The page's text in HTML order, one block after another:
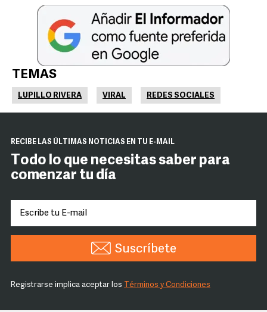
TEMAS
LUPILLO RIVERA VIRAL REDES SOCIALES
RECIBE LAS ÚLTIMAS NOTICIAS EN TU E-MAIL
Todo lo que necesitas saber para
comenzar tu día
Suscríbete
Registrarse implica aceptar los Términos y Condiciones